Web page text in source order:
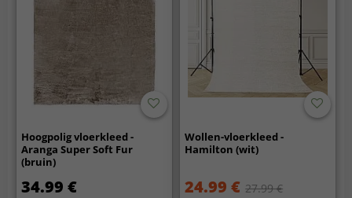
Hoogpolig vloerkleed -
Aranga Super Soft Fur
(bruin)
34.99 €
Wollen-vloerkleed -
Hamilton (wit)
24.99 € 27.99 €